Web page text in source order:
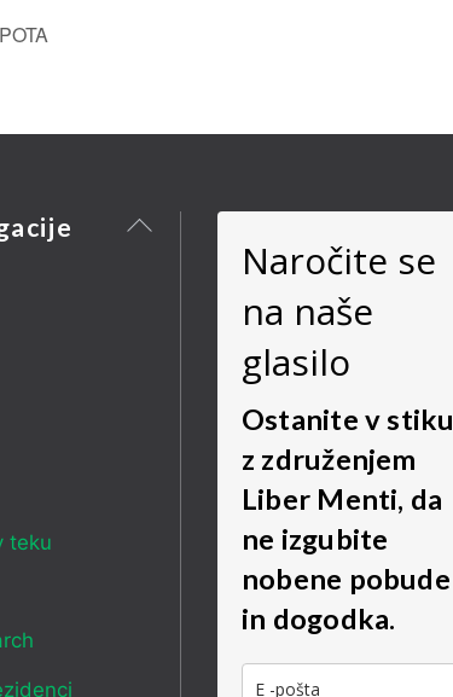
Nazaj
teku
Naročite se
na naše
glasilo
Ostanite v stiku
z združenjem
Liber Menti, da
ne izgubite
nobene pobude
in dogodka.